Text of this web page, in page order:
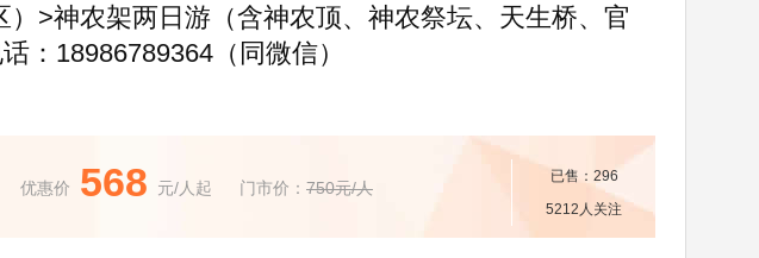
>神农架两日游（含神农顶、神农祭坛、天生桥、官
：18986789364（同微信）
优惠价 568 元/人起 门市价： 750元/人
已售：296
5212人关注